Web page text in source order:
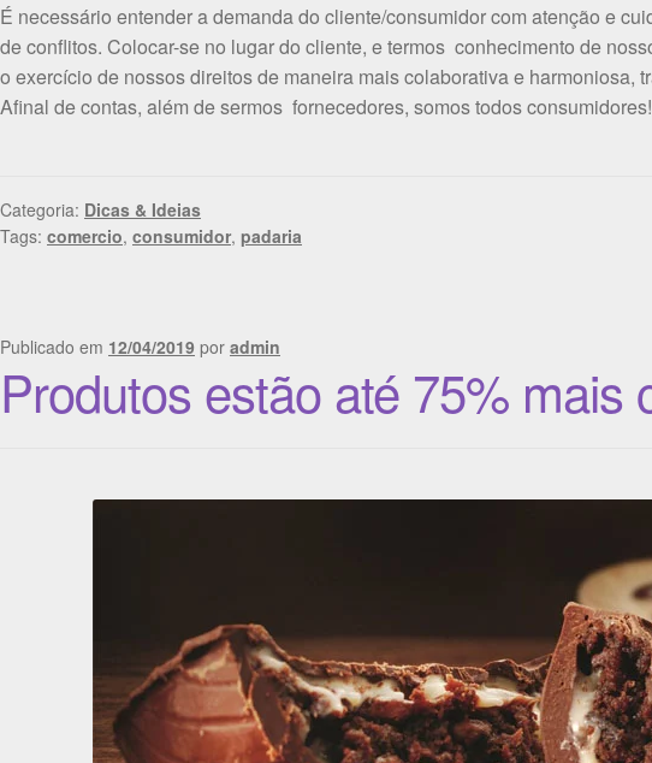
É necessário entender a demanda do cliente/consumidor com atenção e
de conflitos. Colocar-se no lugar do cliente, e termos conhecimento de
o exercício de nossos direitos de maneira mais colaborativa e harmoniosa,
Afinal de contas, além de sermos fornecedores, somos todos consumidores!
Categoria: Dicas & Ideias
Tags: comercio, consumidor, padaria
Publicado em 12/04/2019 por admin
Produtos estão até 75% mais